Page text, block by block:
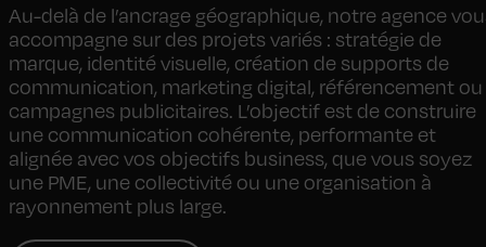
Au-delà de l’ancrage géographique, notre agence
accompagne sur des projets variés : stratégie de
marque, identité visuelle, création de supports de
communication, marketing digital, référencement ou
campagnes publicitaires. L’objectif est de construire
une communication cohérente, performante et
alignée avec vos objectifs business, que vous soyez
une PME, une collectivité ou une organisation à
rayonnement plus large.